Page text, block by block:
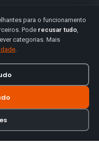
para o funcionamento
Pode recusar tudo,
categorias. Mais
.